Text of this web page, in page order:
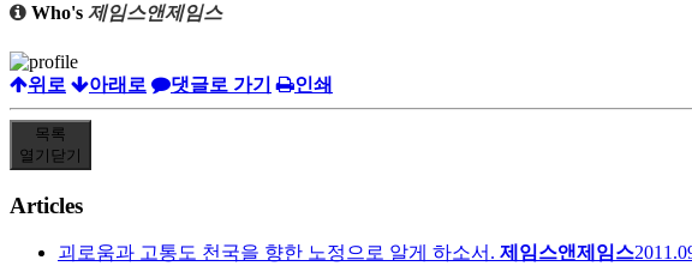
Who's 제임스앤제임스
위로 아래로 댓글로 가기 인쇄
목록
열기 닫기
Articles
괴로움과 고통도 천국을 향한 노정으로 알게 하소서. 제임스앤제임스